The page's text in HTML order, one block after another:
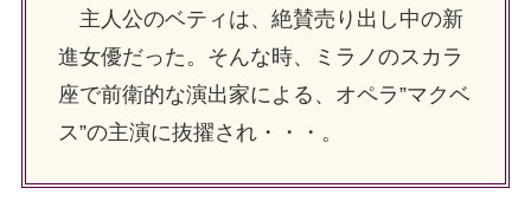
主人公のベティは、絶賛売り出し中の新
進女優だった。そんな時、ミラノのスカラ
座で前衛的な演出家による、オペラ”マクベ
ス”の主演に抜擢され・・・。